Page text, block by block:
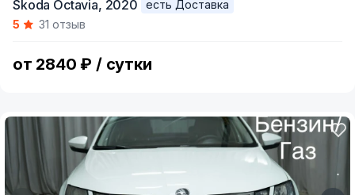
of
Skoda Octavia, 2020
есть Доставка
5
31 отзыв
от 2840 ₽ / сутки